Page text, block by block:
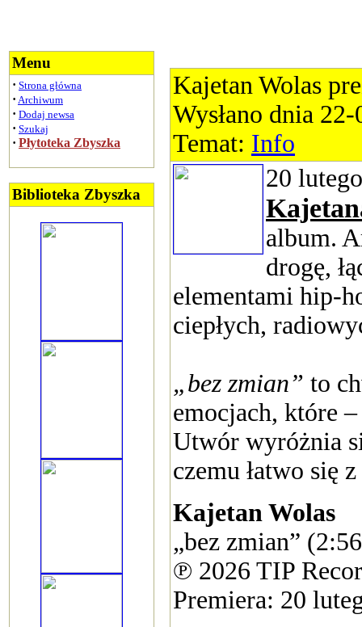
Menu
· Strona główna
· Archiwum
· Dodaj newsa
· Szukaj
· Płytoteka Zbyszka
Biblioteka Zbyszka
Kajetan Wolas
Wysłano dnia
Temat: Info
20
album.
drogę,
elementami hip-
ciepłych,
„bez zmian” to
emocjach, które
Utwór wyróżnia
czemu łatwo się
Kajetan Wolas
„bez zmian”
℗ 2026 TIP
Premiera: 20